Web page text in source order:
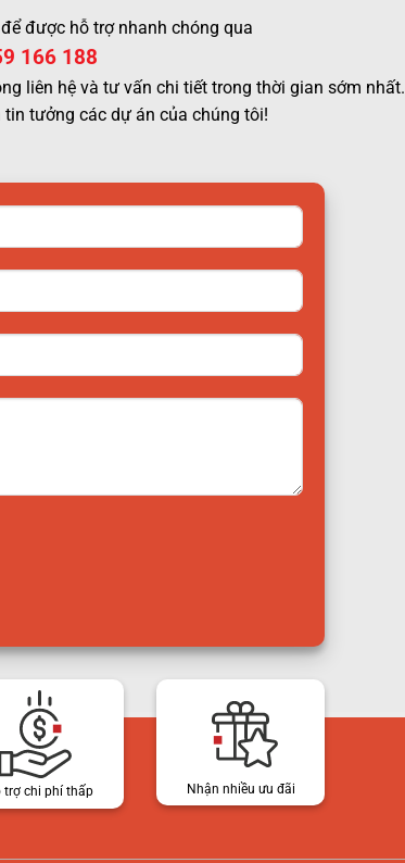
được hỗ trợ nhanh chóng qua
166 188
liên hệ và tư vấn chi tiết trong thời gian sớm nhất.
tưởng các dự án của chúng tôi!
trợ chi phí thấp Nhận nhiều ưu đãi